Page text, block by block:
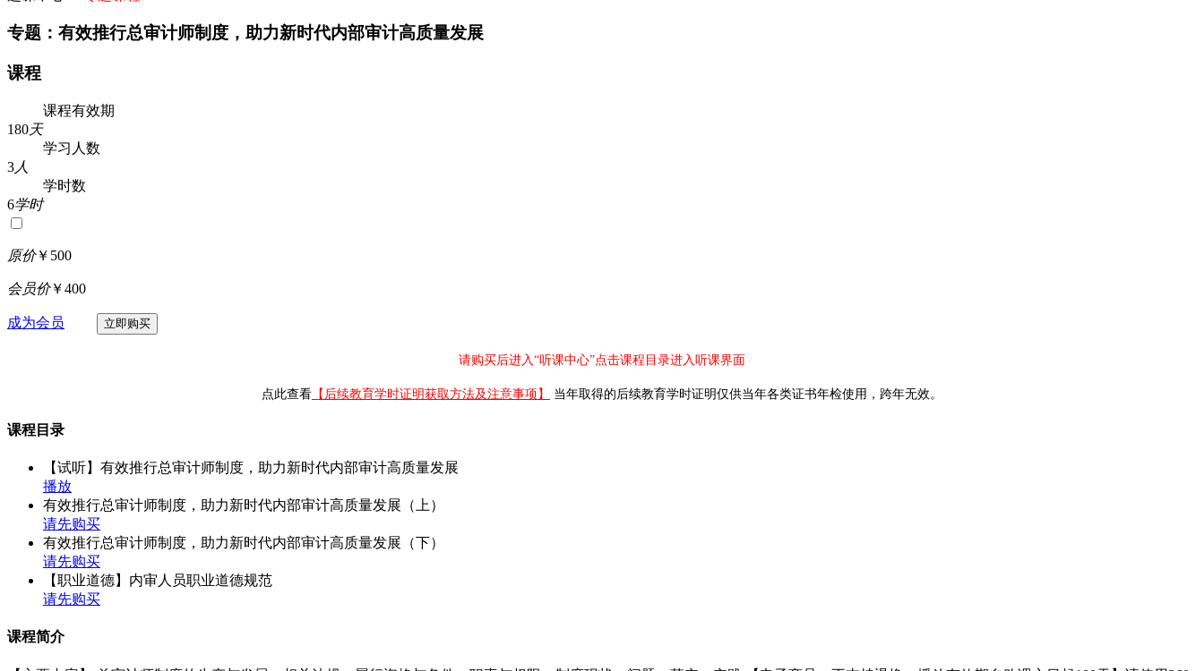
专题：有效推行总审计师制度，助力新时代内部审计高质量发展
课程
课程有效期
180天
学习人数
3 人
学时数
6学时
原价￥500
会员价￥400
成为会员
请购买后进入“听课中心”点击课程目录进入听课界面
点此查看 【后续教育学时证明获取方法及注意事项】 当年取得的后续教育学时证明仅供当年各类证书年检使用，跨年无效。
课程目录
【试听】有效推行总审计师制度，助力新时代内部审计高质量发展
播放
有效推行总审计师制度，助力新时代内部审计高质量发展（上）
请先购买
有效推行总审计师制度，助力新时代内部审计高质量发展（下）
请先购买
【职业道德】内审人员职业道德规范
请先购买
课程简介